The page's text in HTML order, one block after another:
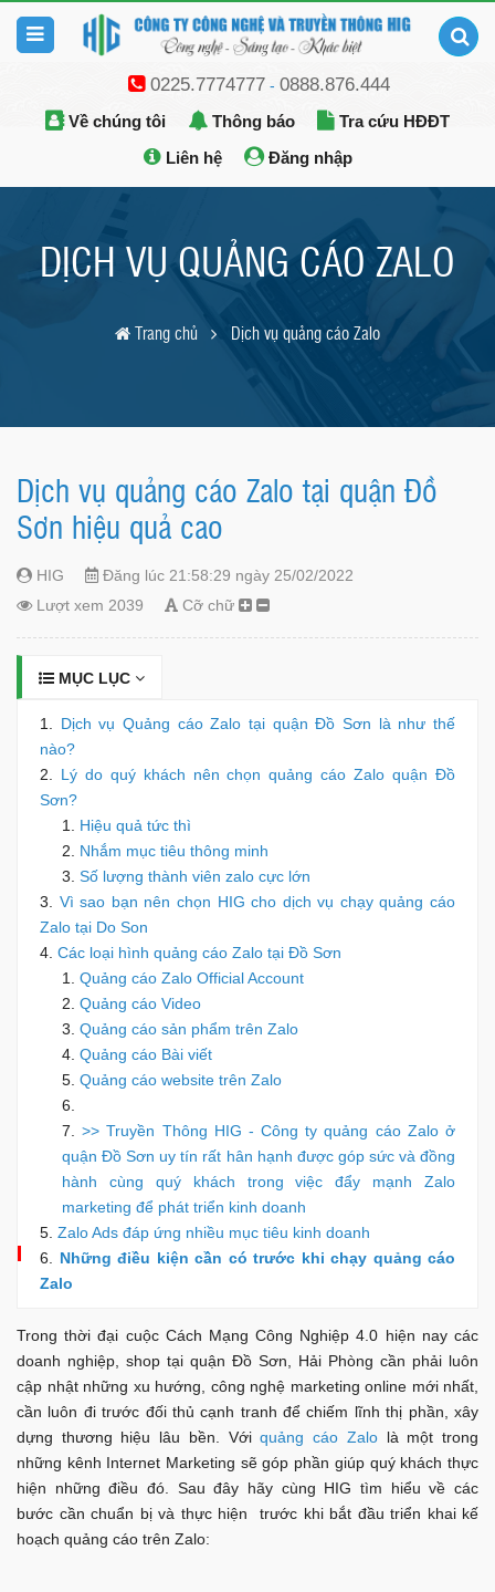
0225.7774777- 0888.876.444
Về chúng tôi Thông báo
Tra cứu HĐĐT
Liên hệ
Đăng nhập
DỊCH VỤ QUẢNG CÁO ZALO
Trang chủ Dịch vụ quảng cáo Zalo
Dịch vụ quảng cáo Zalo tại quận Đồ
Sơn hiệu quả cao
HIG
Đăng lúc 21:58:29 ngày 25/02/2022
Lượt xem 2039
Cỡ chữ
MỤC LỤC
Dịch vụ Quảng cáo Zalo tại quận Đồ Sơn là như thế
nào?
Lý do quý khách nên chọn quảng cáo Zalo quận Đồ
Sơn?
Hiệu quả tức thì
Nhắm mục tiêu thông minh
Số lượng thành viên zalo cực lớn
Vì sao bạn nên chọn HIG cho dịch vụ chạy quảng cáo
Zalo tại Do Son
Các loại hình quảng cáo Zalo tại Đồ Sơn
Quảng cáo Zalo Official Account
Quảng cáo Video
Quảng cáo sản phẩm trên Zalo
Quảng cáo Bài viết
Quảng cáo website trên Zalo
>> Truyền Thông HIG - Công ty quảng cáo Zalo ở
quận Đồ Sơn uy tín rất hân hạnh được góp sức và đồng
hành cùng quý khách trong việc đẩy mạnh Zalo
marketing để phát triển kinh doanh
Zalo Ads đáp ứng nhiều mục tiêu kinh doanh
Những điều kiện cần có trước khi chạy quảng cáo
Zalo
Trong thời đại cuộc Cách Mạng Công Nghiệp 4.0 hiện nay các
doanh nghiệp, shop tại quận Đồ Sơn, Hải Phòng cần phải luôn
cập nhật những xu hướng, công nghệ marketing online mới nhất,
cần luôn đi trước đối thủ cạnh tranh để chiếm lĩnh thị phần, xây
dựng thương hiệu lâu bền. Vớiquảng cáo Zalolà một trong
những kênh Internet Marketing sẽ góp phần giúp quý khách thực
hiện những điều đó. Sau đây hãy cùng HIG tìm hiểu về các
bước cần chuẩn bị và thực hiện trước khi bắt đầu triển khai kế
hoạch quảng cáo trên Zalo: